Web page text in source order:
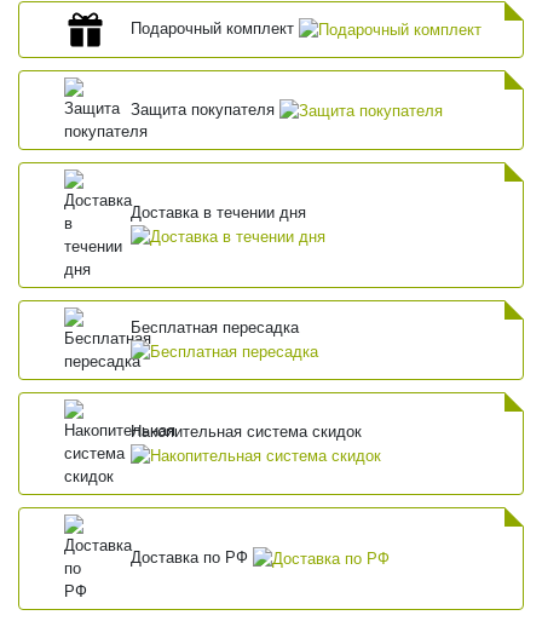
Подарочный комплект
Защита покупателя
Доставка в течении дня
Бесплатная пересадка
Накопительная система скидок
Доставка по РФ